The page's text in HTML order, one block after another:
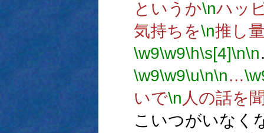
というか\nハッ
気持ちを\n推し
\w9\w9\h\s[4]\n\n
\w9\w9\u\n\n…
いで\n人の話を
こいつがいなく